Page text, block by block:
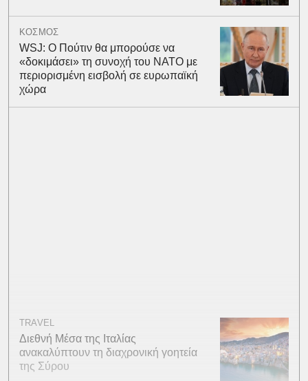
ΚΟΣΜΟΣ
WSJ: Ο Πούτιν θα μπορούσε να
«δοκιμάσει» τη συνοχή του ΝΑΤΟ με
περιορισμένη εισβολή σε ευρωπαϊκή
χώρα
TRAVEL
Διεθνή Μέσα της Ιταλίας
ανακαλύπτουν τη διαχρονική γοητεία
της Σύρου